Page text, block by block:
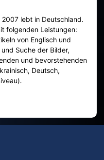
lebt in Deutschland.
folgenden Leistungen:
von Englisch und
Suche der Bilder,
und bevorstehenden
Deutsch,